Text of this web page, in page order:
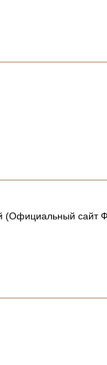
(Официальный сайт